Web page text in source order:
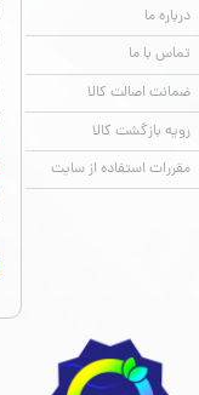
درباره ما
تماس با ما
ضمانت اصالت کالا
رویه بازگشت کالا
مقررات استفاده از سایت